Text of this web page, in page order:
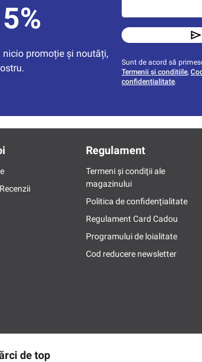
promoție și noutăți,
Sunt de acord să
Termenii și condițiile,
confidențialitate.
Regulament
Termeni și condiții ale
magazinului
Politica de confidențialitate
Regulament Card Cadou
Programului de loialitate
Cod reducere newsletter
de top